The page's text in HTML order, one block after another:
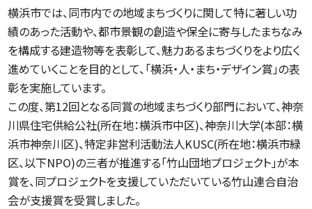
横浜市では、同市内での地域まちづくりに関して特に著しい功
績のあった活動や、都市景観の創造や保全に寄与したまちなみ
を構成する建造物等を表彰して、魅力あるまちづくりをより広く
進めていくことを目的として、「横浜・人・まち・デザイン賞」の表
彰を実施しています。
この度、第12回となる同賞の地域まちづくり部門において、神奈
川県住宅供給公社(所在地：横浜市中区)、神奈川大学(本部：横
浜市神奈川区)、特定非営利活動法人KUSC(所在地：横浜市緑
区、以下NPO)の三者が推進する「竹山団地プロジェクト」が本
賞を、同プロジェクトを支援していただいている竹山連合自治
会が支援賞を受賞しました。